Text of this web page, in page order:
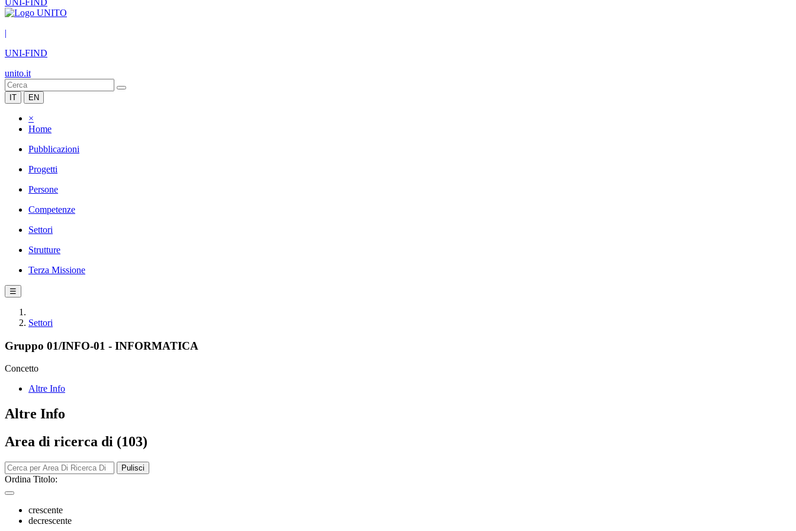
UNI-FIND
|
UNI-FIND
unito.it
IT EN
×
Home
Pubblicazioni
Progetti
Persone
Competenze
Settori
Strutture
Terza Missione
☰
Settori
Gruppo 01/INFO-01 - INFORMATICA
Concetto
Altre Info
Altre Info
Area di ricerca di (103)
Pulisci
Ordina Titolo:
crescente
decrescente